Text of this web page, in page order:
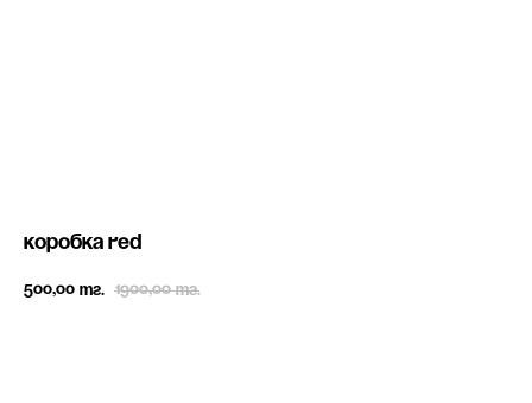
Коробка RED
500,00 тг. 1900,00 тг.